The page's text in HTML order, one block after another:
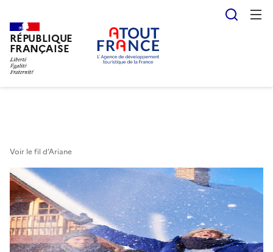
Aller
au
contenu
RÉPUBLIQUE
FRANÇAISE
Voir le fil d’Ariane